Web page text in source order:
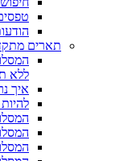
תארים
ללא
איך